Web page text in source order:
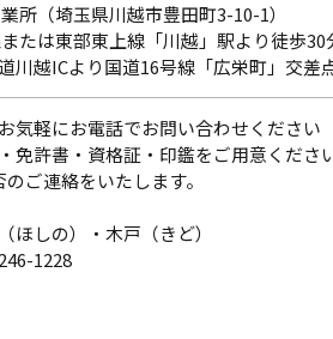
所（埼玉県川越市豊田町3-10-1）
たは東部東上線「川越」駅より徒歩30
川越ICより国道16号線「広栄町」交
気軽にお電話でお問い合わせください
許書・資格証・印鑑をご用意ください
ご連絡をいたします。
ほしの）・木戸（きど）
1228